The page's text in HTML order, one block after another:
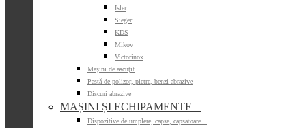
Isler
Sieger
KDS
Mikov
Victorinox
Mașini de ascuțit
Pastă de polizor, pietre, benzi abrazive
Discuri abrazive
MAȘINI ȘI ECHIPAMENTE
Dispozitive de umplere, capse, capsatoare